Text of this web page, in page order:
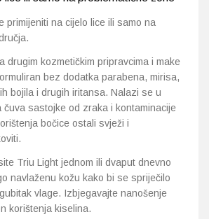
primijeniti na cijelo lice ili samo na
drugim kozmetičkim pripravcima i make
bez dodatka parabena, mirisa,
bojila i drugih iritansa. Nalazi se u
čuva sastojke od zraka i kontaminacije
bočice ostali svježi i
Triu Light jednom ili dvaput dnevno
navlaženu kožu kako bi se spriječilo
vlage. Izbjegavajte nanošenje
korištenja kiselina.